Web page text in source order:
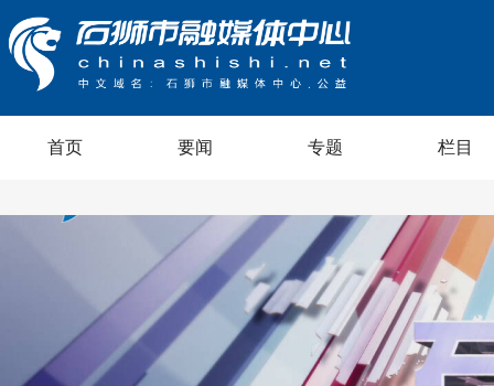
首页 要闻 专题 栏目